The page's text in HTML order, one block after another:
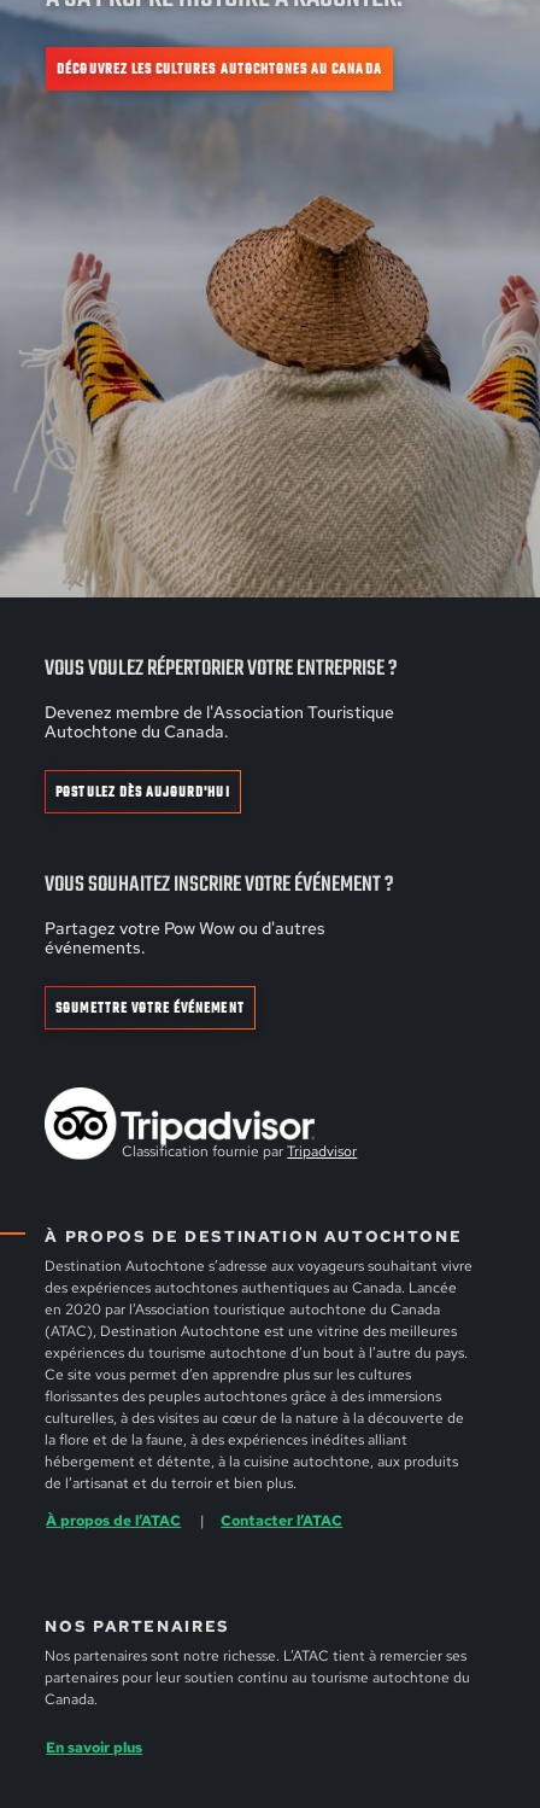
DÉCOUVREZ LES CULTURES AUTOCHTONES AU CANADA
À PROPOS DE DESTINATION AUTOCHTONE
Destination Autochtone s’adresse aux voyageurs souhaitant vivre
des expériences autochtones authentiques au Canada. Lancée
en 2020 par l’Association touristique autochtone du Canada
(ATAC), Destination Autochtone est une vitrine des meilleures
expériences du tourisme autochtone d’un bout à l’autre du pays.
Ce site vous permet d’en apprendre plus sur les cultures
florissantes des peuples autochtones grâce à des immersions
culturelles, à des visites au cœur de la nature à la découverte de
la flore et de la faune, à des expériences inédites alliant
hébergement et détente, à la cuisine autochtone, aux produits
de l’artisanat et du terroir et bien plus.
À propos de l’ATAC
Contacter l’ATAC
NOS PARTENAIRES
Nos partenaires sont notre richesse. L’ATAC tient à remercier ses
partenaires pour leur soutien continu au tourisme autochtone du
Canada.
En savoir plus
VOUS VOULEZ RÉPERTORIER VOTRE ENTREPRISE ?
Devenez membre de l'Association Touristique
Autochtone du Canada.
POSTULEZ DÈS AUJOURD'HUI
VOUS SOUHAITEZ INSCRIRE VOTRE ÉVÉNEMENT ?
Partagez votre Pow Wow ou d'autres
événements.
SOUMETTRE VOTRE ÉVÉNEMENT
Classification fournie parTripadvisor